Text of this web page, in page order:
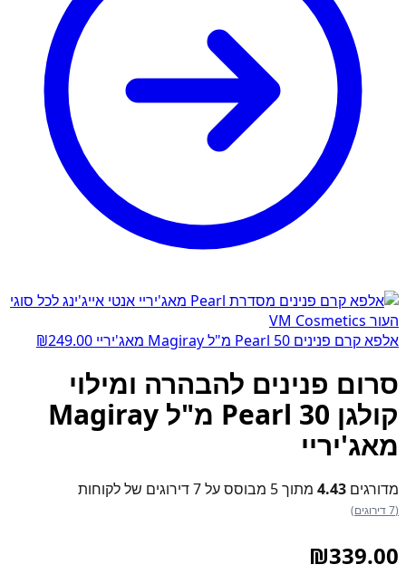
אלפא קרם פנינים Pearl 50 מ"ל Magiray מאג'יריי ₪249.00
סרום פנינים להבהרה ומילוי
קולגן Pearl 30 מ"ל Magiray
מאג'יריי
מדורגים 4.43 מתוך 5 מבוסס על 7דירוגים של לקוחות
(7 דירוגים)
₪339.00